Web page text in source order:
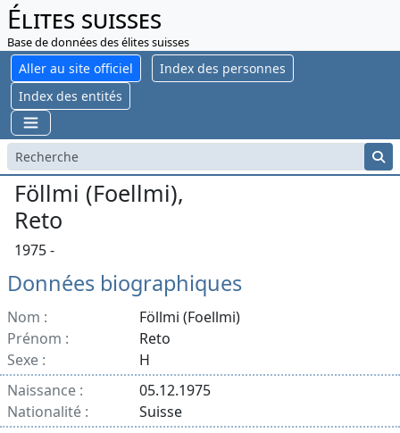
Élites suisses
Base de données des élites suisses
Aller au site officiel
Index des personnes
Index des entités
Föllmi (Foellmi),
Reto
1975 -
Données biographiques
Nom :
Föllmi (Foellmi)
Prénom :
Reto
Sexe :
H
Naissance :
05.12.1975
Nationalité :
Suisse